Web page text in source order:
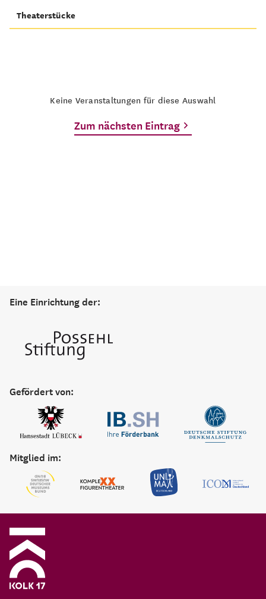
Theaterstücke
Keine Veranstaltungen für diese Auswahl
Zum nächsten Eintrag
Eine Einrichtung der:
Gefördert von:
Mitglied im: